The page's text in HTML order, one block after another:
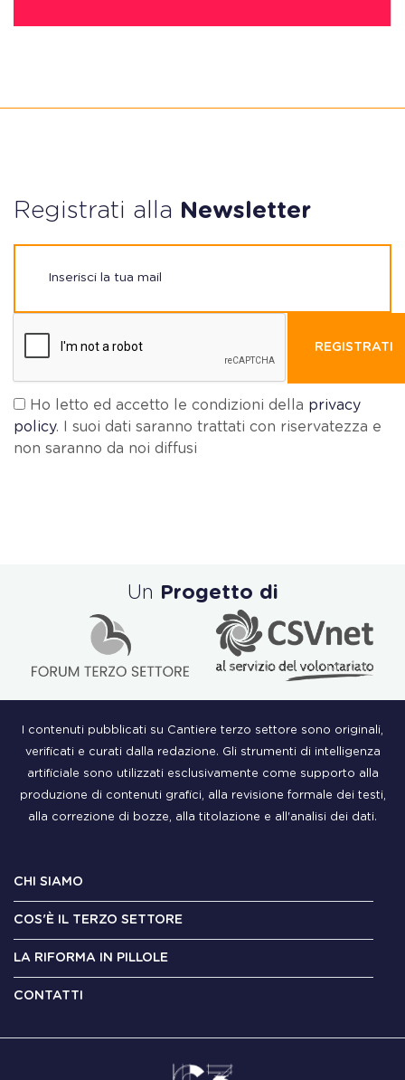
Registrati alla Newsletter
REGISTRATI
Ho letto ed accetto le condizioni della privacy
policy. I suoi dati saranno trattati con riservatezza e
non saranno da noi diffusi
Un Progetto di
I contenuti pubblicati su Cantiere terzo settore sono originali,
verificati e curati dalla redazione. Gli strumenti di intelligenza
artificiale sono utilizzati esclusivamente come supporto alla
produzione di contenuti grafici, alla revisione formale dei testi,
alla correzione di bozze, alla titolazione e all'analisi dei dati.
CHI SIAMO
COS'È IL TERZO SETTORE
LA RIFORMA IN PILLOLE
CONTATTI